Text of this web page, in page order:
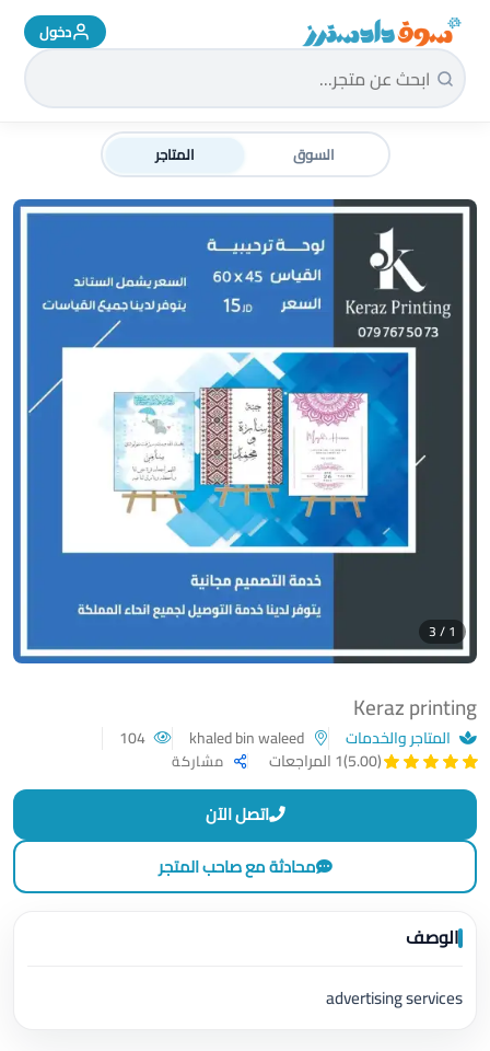
سوق دادسترز الرئيسية دخول
السوق المتاجر
Keraz printing
المتاجر والخدمات
(5.00)
1 المراجعات مشاركة
1 / 3
اتصل الآن
محادثة مع صاحب المتجر
الوصف
advertising services